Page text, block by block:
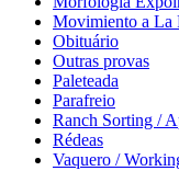
Movimiento a La
Obituário
Outras provas
Paleteada
Parafreio
Ranch Sorting /
Rédeas
Vaquero /